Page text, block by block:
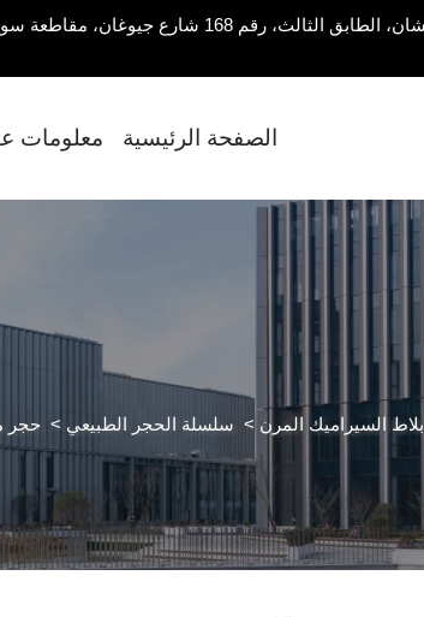
الصفحة الرئيسية معلومات
بلاط السيراميك المرن > سلسلة الحجر الطبيعي > حجر